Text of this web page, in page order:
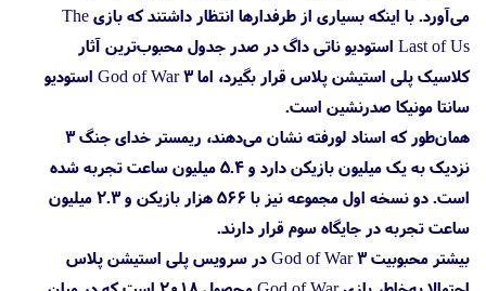
می‌آورد. با اینکه بسیاری از طرفدارها انتظار داشتند که بازی The
Last of Us استودیو ناتی داگ در صدر جدول محبوب‌ترین آثار
کلاسیک پلی استیشن پلاس قرار بگیرد، اما God of War 3 استودیو
سانتا مونیکا صدرنشین است.
همان‌طور که اسناد لورفته نشان می‌دهند، ریمستر خدای جنگ ۳
نزدیک به یک میلیون بازیکن دارد و ۵.۴ میلیون ساعت تجربه شده
است. دو نسخه اول مجموعه نیز با ۵۶۶ هزار بازیکن و ۲.۳ میلیون
ساعت تجربه در جایگاه سوم قرار دارند.
بیشتر محبوبیت God of War 3 در سرویس پلی استیشن پلاس